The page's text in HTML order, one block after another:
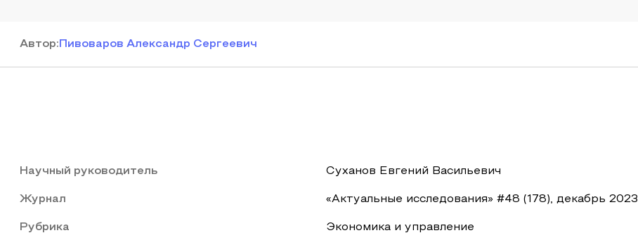
Автор: Пивоваров Александр Сергеевич
Научный руководитель Суханов Евгений Васильевич
Журнал «Актуальные исследования» #48 (178), декабрь 2023
Рубрика Экономика и управление